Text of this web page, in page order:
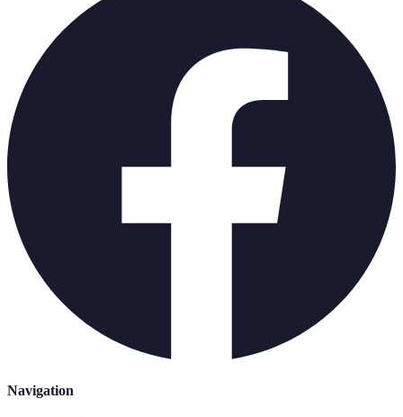
Navigation